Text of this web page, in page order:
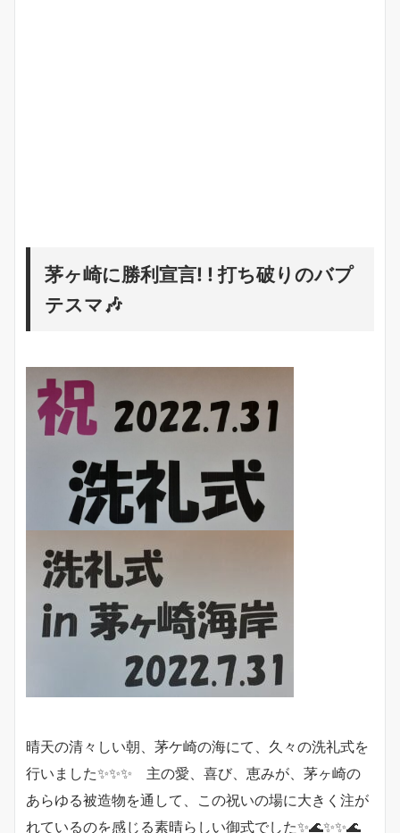
茅ヶ崎に勝利宣言! ! 打ち破りのバプ
テスマ🎶
晴天の清々しい朝、茅ケ崎の海にて、久々の洗礼式を
行いました✨✨✨ 主の愛、喜び、恵みが、茅ヶ崎の
あらゆる被造物を通して、この祝いの場に大きく注が
れているのを感じる素晴らしい御式でした✨🌊✨✨🌊